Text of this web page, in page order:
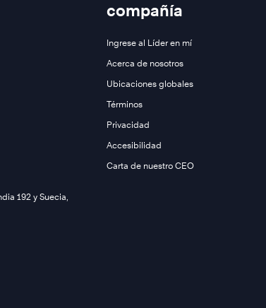
192 y Suecia,
compañía
Ingrese al Líder en mí
Acerca de nosotros
Ubicaciones globales
Términos
Privacidad
Accesibilidad
Carta de nuestro CEO